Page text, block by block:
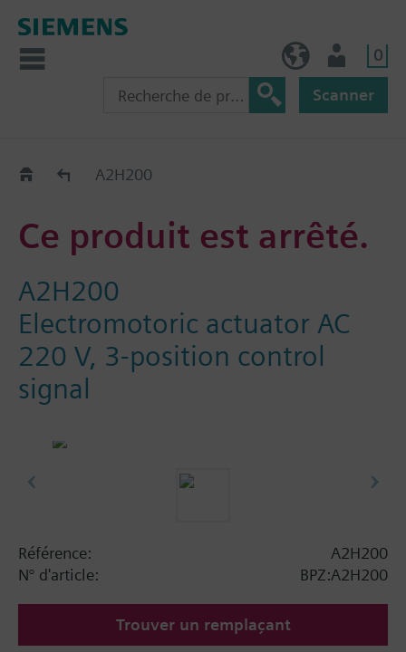
0
Scanner
Old2NewA2H200
Ce produit est arrêté.
A2H200
Electromotoric actuator AC
220 V, 3-position control
signal
Référence:
A2H200
N° d'article:
BPZ:A2H200
Trouver un remplaçant